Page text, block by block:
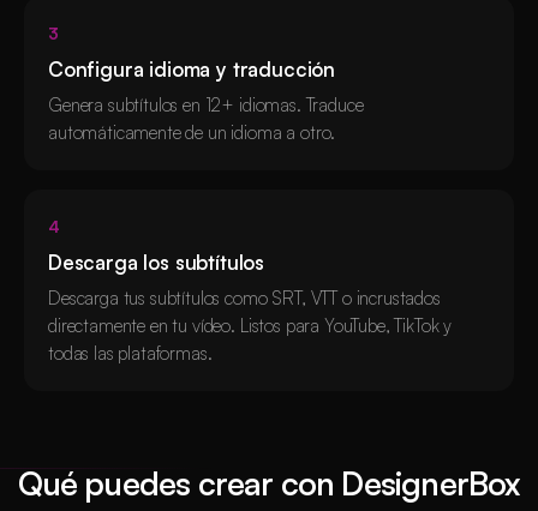
3
Configura idioma y traducción
Genera subtítulos en 12+ idiomas. Traduce
automáticamente de un idioma a otro.
4
Descarga los subtítulos
Descarga tus subtítulos como SRT, VTT o incrustados
directamente en tu vídeo. Listos para YouTube, TikTok y
todas las plataformas.
Qué puedes crear con DesignerBox